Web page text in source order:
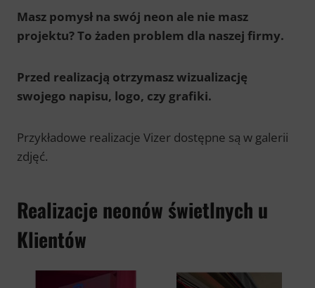
Masz pomysł na swój neon ale nie masz
projektu? To żaden problem dla naszej firmy.
Przed realizacją otrzymasz wizualizację
swojego napisu, logo, czy grafiki.
Przykładowe realizacje Vizer dostępne są w galerii
zdjęć.
Realizacje neonów świetlnych u
Klientów